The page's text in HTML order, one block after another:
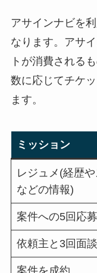
アサインナビを
なります。アサ
トが消費される
数に応じてチケ
ます。
ミッション
レジュメ(経歴
などの情報)
案件への5回応募
依頼主と3回面
案件を成約